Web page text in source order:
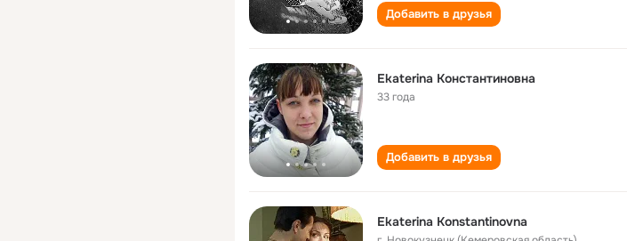
Добавить в друзья
Ekaterina Константиновна
33 года
Добавить в друзья
Ekaterina Konstantinovna